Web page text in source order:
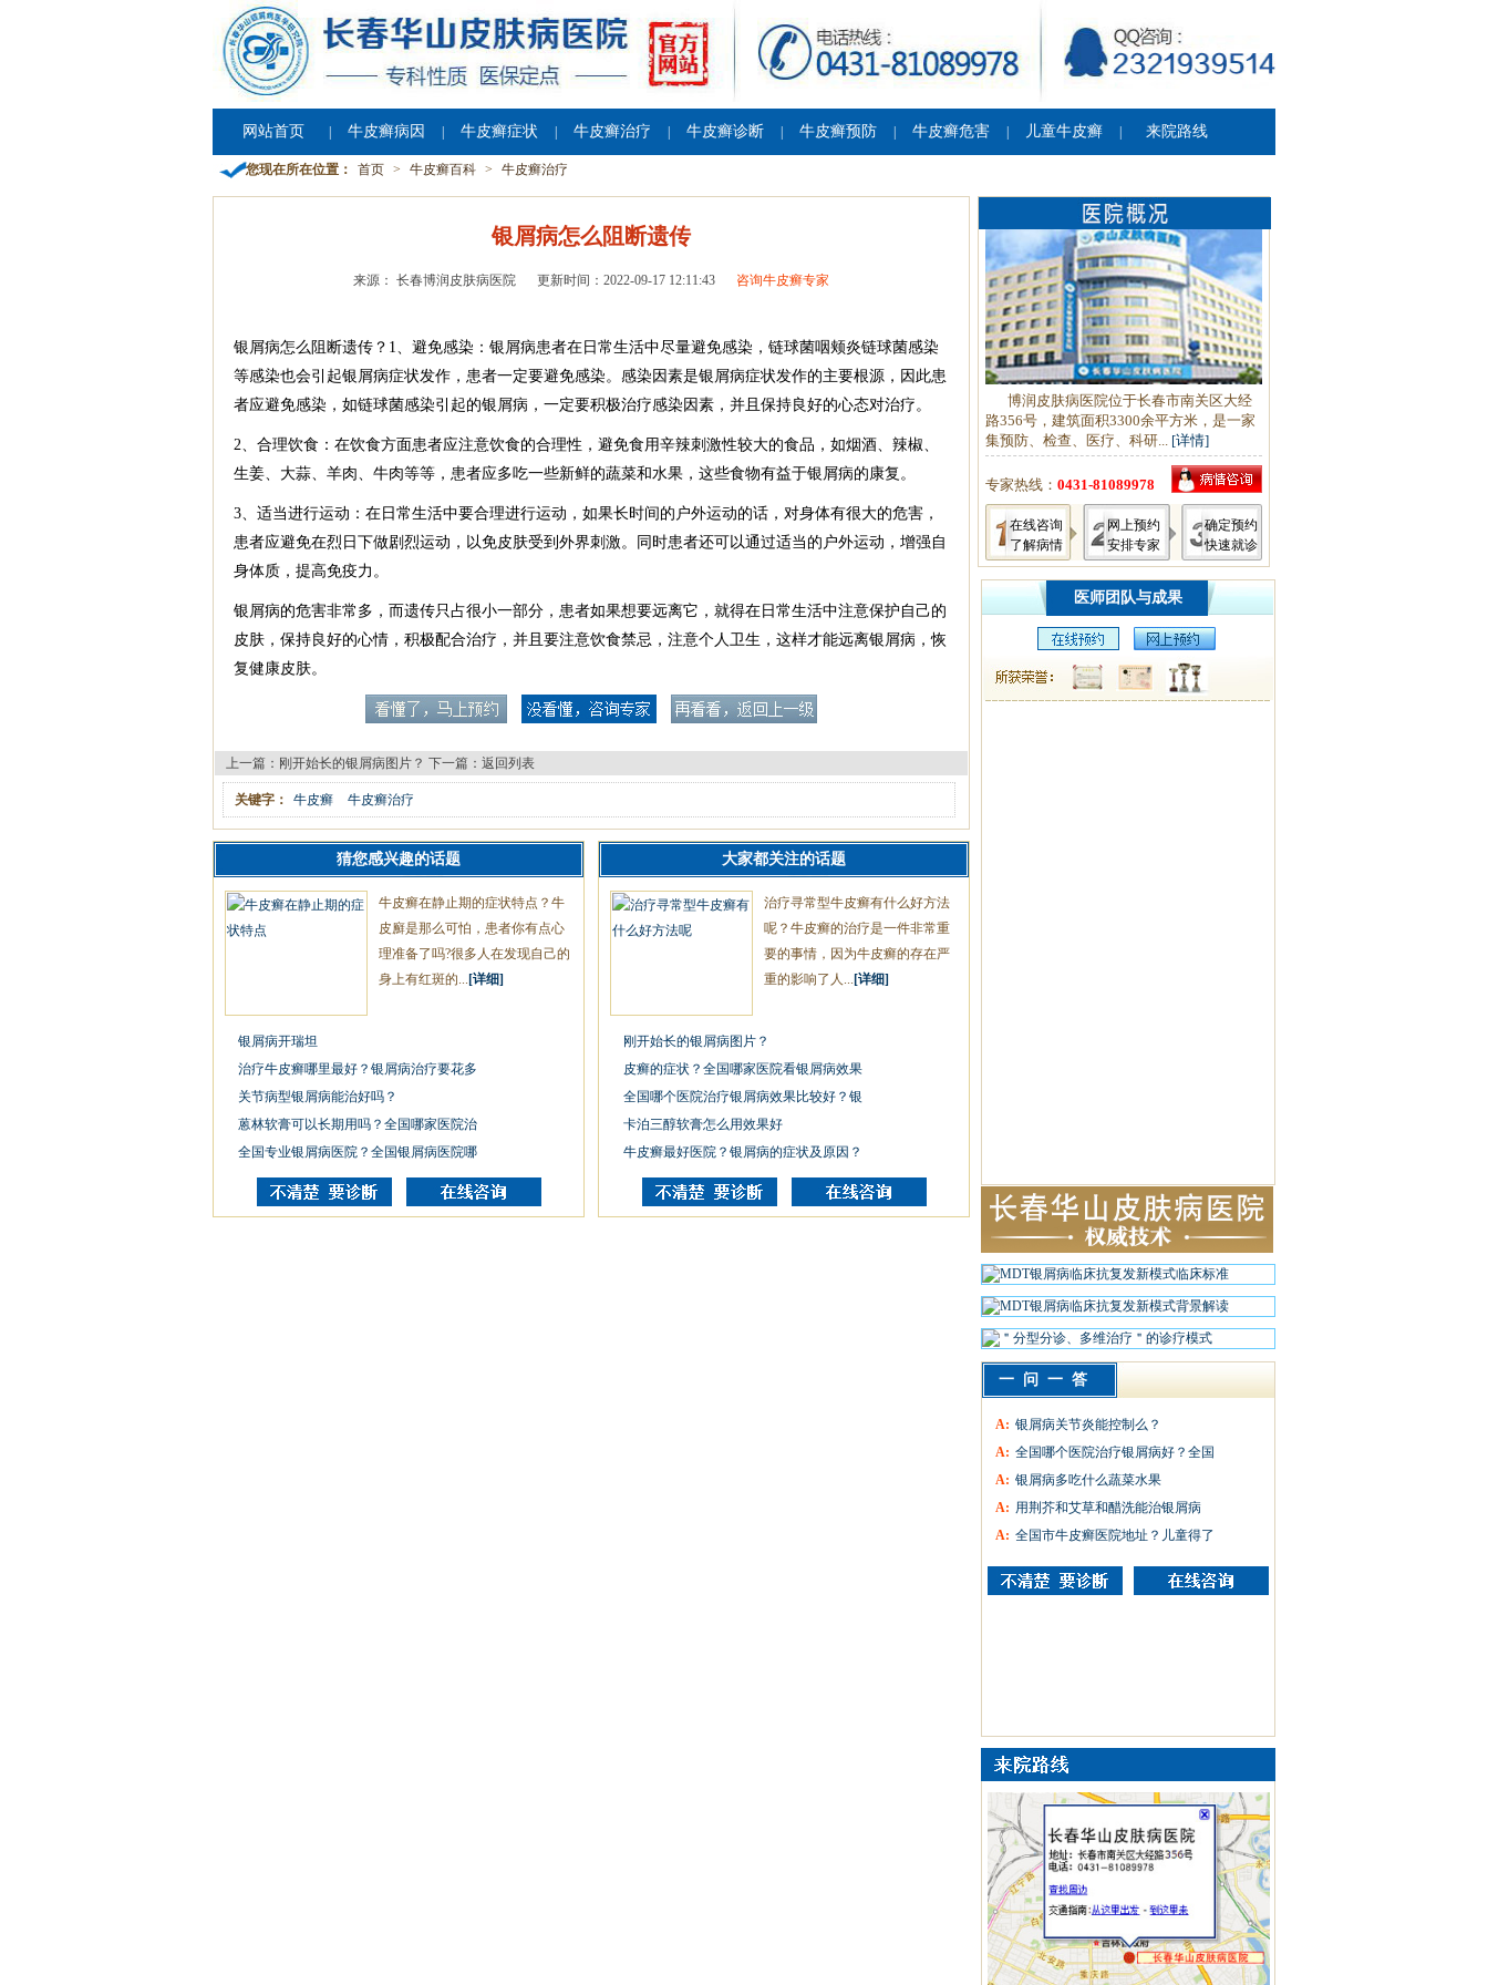
网站首页 牛皮癣病因 牛皮癣症状 牛皮癣治疗 牛皮癣诊断 牛皮癣预防 牛皮癣危害 儿童牛皮癣 来院路线
您现在所在位置： 首页 > 牛皮癣百科 > 牛皮癣治疗
银屑病怎么阻断遗传
来源： 长春博润皮肤病医院 更新时间：2022-09-17 12:11:43 咨询牛皮癣专家
银屑病怎么阻断遗传？1、避免感染：银屑病患者在日常生活中尽量避免感染，链球菌咽颊炎链球菌感染
等感染也会引起银屑病症状发作，患者一定要避免感染。感染因素是银屑病症状发作的主要根源，因此患
者应避免感染，如链球菌感染引起的银屑病，一定要积极治疗感染因素，并且保持良好的心态对治疗。
2、合理饮食：在饮食方面患者应注意饮食的合理性，避免食用辛辣刺激性较大的食品，如烟酒、辣椒、
生姜、大蒜、羊肉、牛肉等等，患者应多吃一些新鲜的蔬菜和水果，这些食物有益于银屑病的康复。
3、适当进行运动：在日常生活中要合理进行运动，如果长时间的户外运动的话，对身体有很大的危害，
患者应避免在烈日下做剧烈运动，以免皮肤受到外界刺激。同时患者还可以通过适当的户外运动，增强自
身体质，提高免疫力。
银屑病的危害非常多，而遗传只占很小一部分，患者如果想要远离它，就得在日常生活中注意保护自己的
皮肤，保持良好的心情，积极配合治疗，并且要注意饮食禁忌，注意个人卫生，这样才能远离银屑病，恢
复健康皮肤。
上一篇： 刚开始长的银屑病图片？ 下一篇： 返回列表
关键字： 牛皮癣 牛皮癣治疗
猜您感兴趣的话题
牛皮癣在静止期的症状特点？牛
皮廯是那么可怕，患者你有点心
理准备了吗?很多人在发现自己的
身上有红斑的... [详细]
银屑病开瑞坦
治疗牛皮癣哪里最好？银屑病治疗要花多
关节病型银屑病能治好吗？
蒽林软膏可以长期用吗？全国哪家医院治
全国专业银屑病医院？全国银屑病医院哪
大家都关注的话题
治疗寻常型牛皮癣有什么好方法
呢？牛皮癣的治疗是一件非常重
要的事情，因为牛皮癣的存在严
重的影响了人... [详细]
刚开始长的银屑病图片？
皮癣的症状？全国哪家医院看银屑病效果
全国哪个医院治疗银屑病效果比较好？银
卡泊三醇软膏怎么用效果好
牛皮癣最好医院？银屑病的症状及原因？
博润皮肤病医院位于长春市南关区大经
路356号，建筑面积3300余平方米，是一家
集预防、检查、医疗、科研... [详情]
专家热线： 0431-81089978
在线咨询
了解病情
网上预约
安排专家
确定预约
快速就诊
医师团队与成果
一问一答
A: 银屑病关节炎能控制么？
A: 全国哪个医院治疗银屑病好？全国
A: 银屑病多吃什么蔬菜水果
A: 用荆芥和艾草和醋洗能治银屑病
A: 全国市牛皮癣医院地址？儿童得了